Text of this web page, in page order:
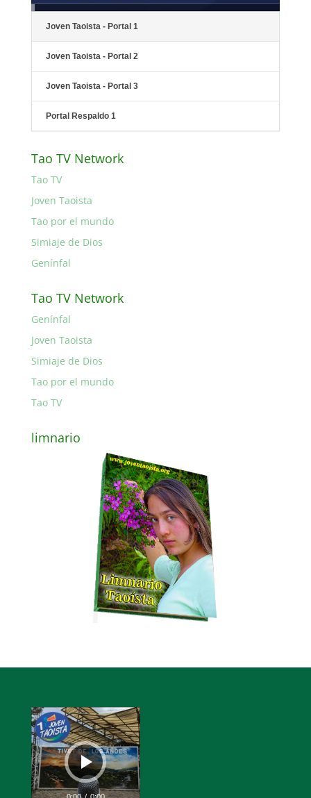
Joven Taoista - Portal 1
Joven Taoista - Portal 2
Joven Taoista - Portal 3
Portal Respaldo 1
Tao TV Network
Tao TV
Joven Taoista
Tao por el mundo
Simiaje de Dios
Genínfal
Tao TV Network
Genínfal
Joven Taoista
Simiaje de Dios
Tao por el mundo
Tao TV
limnario
Reproductor
de
audio